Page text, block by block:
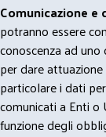
Comunicazione
potranno essere
conoscenza ad
per dare
particolare i dati
comunicati a Enti
funzione degli